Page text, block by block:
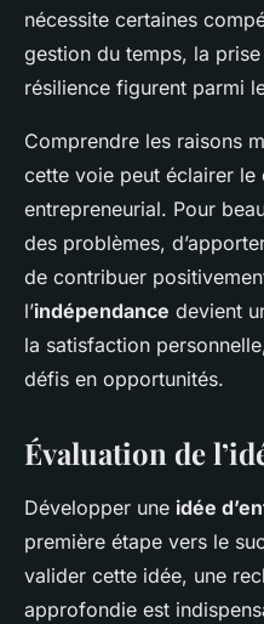
nécessite certaines
gestion du temps, la
résilience figurent parmi
Comprendre les raisons
cette voie peut éclairer le
entrepreneurial. Pour
des problèmes,
de contribuer
l’indépendance devient
la satisfaction
défis en opportunités.
Évaluation de
Développer une idée
première étape vers le
valider cette idée, une
approfondie est